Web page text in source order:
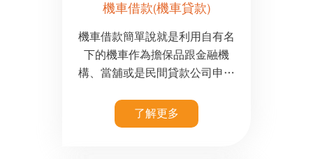
機車借款(機車貸款)
機車借款簡單說就是利用自有名
下的機車作為擔保品跟金融機
構、當舖或是民間貸款公司申請
貸款過程中也比較不會有負擔。
了解更多